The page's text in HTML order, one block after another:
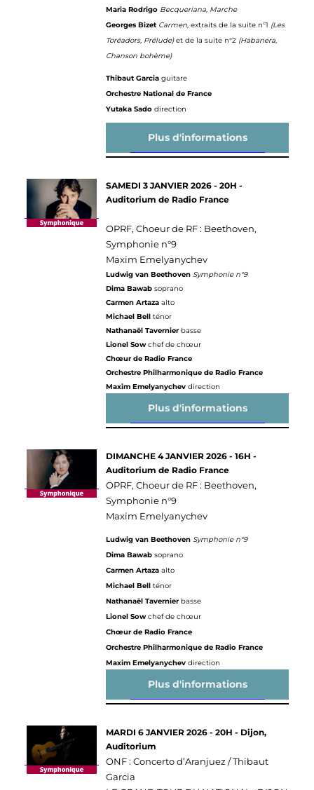
Maria Rodrigo Becqueriana, Marche
Georges Bizet Carmen,extraits de la suite n°1 (Les
Toréadors, Prélude)et de la suite n°2 (Habanera,
Chanson bohème)
Thibaut Garciaguitare
Orchestre National de France
Yutaka Sadodirection
Plus d'informations
SAMEDI 3 JANVIER 2026 - 20H -
Auditorium de Radio France
OPRF, Choeur de RF : Beethoven,
Symphonie n°9
Maxim Emelyanychev
Ludwig van Beethoven Symphonie n°9
Dima Bawabsoprano
Carmen Artazaalto
Michael Bellténor
Nathanaël Tavernier basse
Lionel Sowchef de chœur
Chœur de Radio France
Orchestre Philharmonique de Radio France
Maxim Emelyanychevdirection
Plus d'informations
DIMANCHE 4 JANVIER 2026 - 16H -
Auditorium de Radio France
OPRF, Choeur de RF : Beethoven,
Symphonie n°9
Maxim Emelyanychev
Ludwig van Beethoven Symphonie n°9
Dima Bawabsoprano
Carmen Artazaalto
Michael Bellténor
Nathanaël Tavernier basse
Lionel Sowchef de chœur
Chœur de Radio France
Orchestre Philharmonique de Radio France
Maxim Emelyanychevdirection
Plus d'informations
MARDI 6 JANVIER 2026 - 20H - Dijon,
Auditorium
ONF : Concerto d’Aranjuez / Thibaut
Garcia